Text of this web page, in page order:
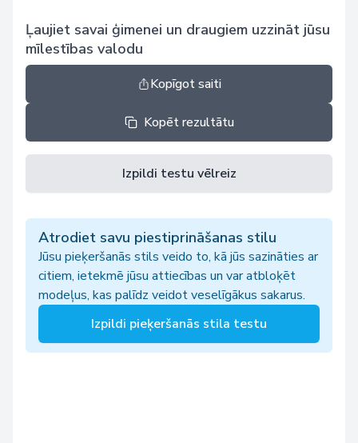
Ļaujiet savai ģimenei un draugiem uzzināt jūsu
mīlestības valodu
Kopīgot saiti
Kopēt rezultātu
Izpildi testu vēlreiz
Atrodiet savu piestiprināšanas stilu
Jūsu pieķeršanās stils veido to, kā jūs sazināties ar
citiem, ietekmē jūsu attiecības un var atbloķēt
modeļus, kas palīdz veidot veselīgākus sakarus.
Izpildi pieķeršanās stila testu